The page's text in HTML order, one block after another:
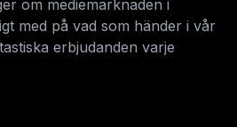
om mediemarknaden i
med på vad som händer i vår
erbjudanden varje